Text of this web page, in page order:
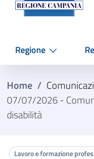
Regione
Home /
07/07/2026 -
disabilità
Lavoro e formazione